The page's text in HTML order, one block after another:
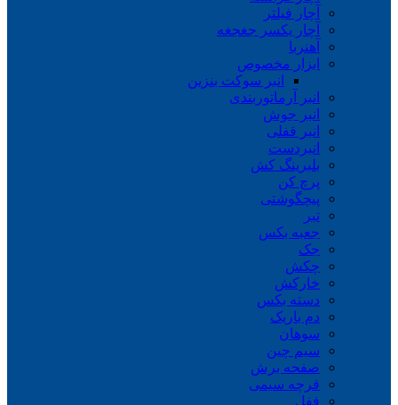
آچار فیلتر
آچار یکسر جغجغه
آهنربا
ابزار مخصوص
انبر سوکت بنزین
انبر آرماتوربندی
انبر جوش
انبر قفلی
انبردست
بلبرینگ کش
پرچ کن
پیچگوشتی
تبر
جعبه بکس
جک
چکش
خارکش
دسته بکس
دم باریک
سوهان
سیم چین
صفحه برش
فرچه سیمی
ففل